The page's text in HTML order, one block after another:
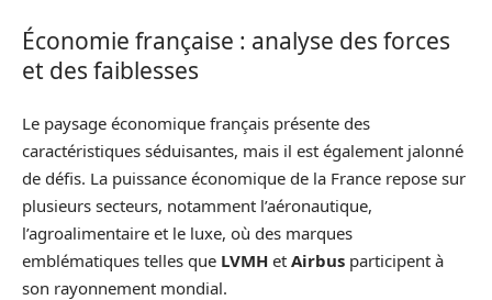
Économie française : analyse des forces
et des faiblesses
Le paysage économique français présente des
caractéristiques séduisantes, mais il est également jalonné
de défis. La puissance économique de la France repose sur
plusieurs secteurs, notamment l’aéronautique,
l’agroalimentaire et le luxe, où des marques
emblématiques telles que LVMH et Airbus participent à
son rayonnement mondial.